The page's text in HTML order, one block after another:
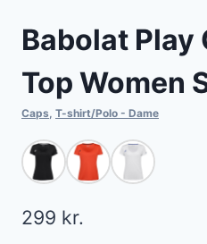
Babolat Play
Top Women
Caps, T-shirt/Polo - Dame
299 kr.